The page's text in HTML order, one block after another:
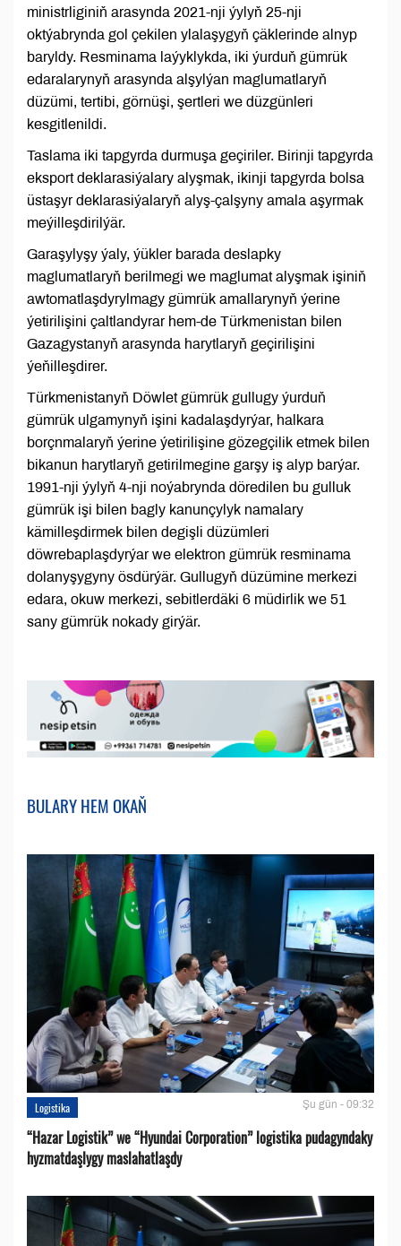
ministrliginiň arasynda 2021-nji ýylyň 25-nji
oktýabrynda gol çekilen ylalaşygyň çäklerinde alnyp
baryldy. Resminama laýyklykda, iki ýurduň gümrük
edaralarynyň arasynda alşylýan maglumatlaryň
düzümi, tertibi, görnüşi, şertleri we düzgünleri
kesgitlenildi.
Taslama iki tapgyrda durmuşa geçiriler. Birinji tapgyrda
eksport deklarasiýalary alyşmak, ikinji tapgyrda bolsa
üstaşyr deklarasiýalaryň alyş-çalşyny amala aşyrmak
meýilleşdirilýär.
Garaşylyşy ýaly, ýükler barada deslapky
maglumatlaryň berilmegi we maglumat alyşmak işiniň
awtomatlaşdyrylmagy gümrük amallarynyň ýerine
ýetirilişini çaltlandyrar hem-de Türkmenistan bilen
Gazagystanyň arasynda harytlaryň geçirilişini
ýeňilleşdirer.
Türkmenistanyň Döwlet gümrük gullugy ýurduň
gümrük ulgamynyň işini kadalaşdyrýar, halkara
borçnmalaryň ýerine ýetirilişine gözegçilik etmek bilen
bikanun harytlaryň getirilmegine garşy iş alyp barýar.
1991-nji ýylyň 4-nji noýabrynda döredilen bu gulluk
gümrük işi bilen bagly kanunçylyk namalary
kämilleşdirmek bilen degişli düzümleri
döwrebaplaşdyrýar we elektron gümrük resminama
dolanyşygyny ösdürýär. Gullugyň düzümine merkezi
edara, okuw merkezi, sebitlerdäki 6 müdirlik we 51
sany gümrük nokady girýär.
BULARY HEM OKAŇ
Logistika Şu gün - 09:32
“Hazar Logistik” we “Hyundai Corporation” logistika pudagyndaky
hyzmatdaşlygy maslahatlaşdy